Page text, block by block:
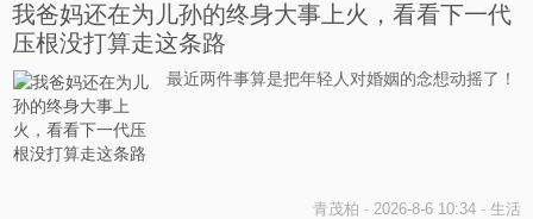
我爸妈还在为儿孙的终身大事上火，看看下一代
压根没打算走这条路
最近两件事算是把年轻人对婚姻的念想动摇了！
青茂柏 - 2026-8-6 10:34 - 生活